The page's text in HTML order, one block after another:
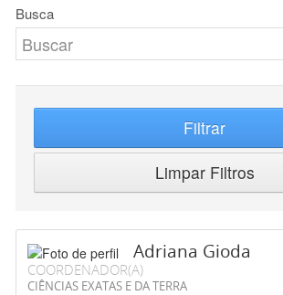
Busca
Filtrar
Limpar Filtros
Adriana Gioda
COORDENADOR(A)
CIÊNCIAS EXATAS E DA TERRA